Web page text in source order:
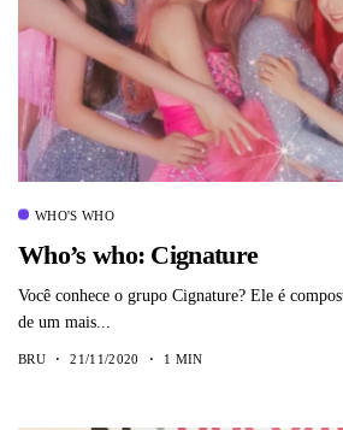
WHO'S WHO
Who’s who: Cignature
Você conhece o grupo Cignature? Ele é
de um mais...
BRU 21/11/2020 1 MIN